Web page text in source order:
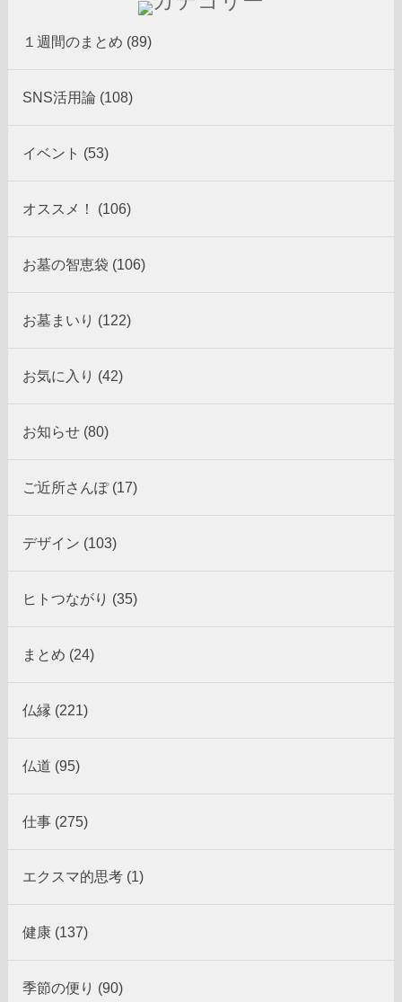
１週間のまとめ (89)
SNS活用論 (108)
イベント (53)
オススメ！ (106)
お墓の智恵袋 (106)
お墓まいり (122)
お気に入り (42)
お知らせ (80)
ご近所さんぽ (17)
デザイン (103)
ヒトつながり (35)
まとめ (24)
仏縁 (221)
仏道 (95)
仕事 (275)
エクスマ的思考 (1)
健康 (137)
季節の便り (90)